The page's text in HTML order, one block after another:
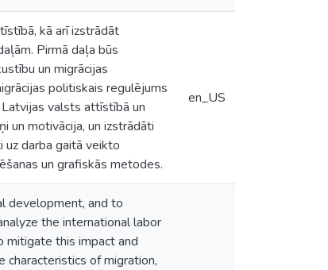
kā arī izstrādāt
Pirmā daļa būs
un migrācijas
politiskais regulējums
valsts attīstībā un
un motivācija, un izstrādāti
uz darba gaitā veikto
un grafiskās metodes.
en_US
development, and to
the international labor
this impact and
of migration,